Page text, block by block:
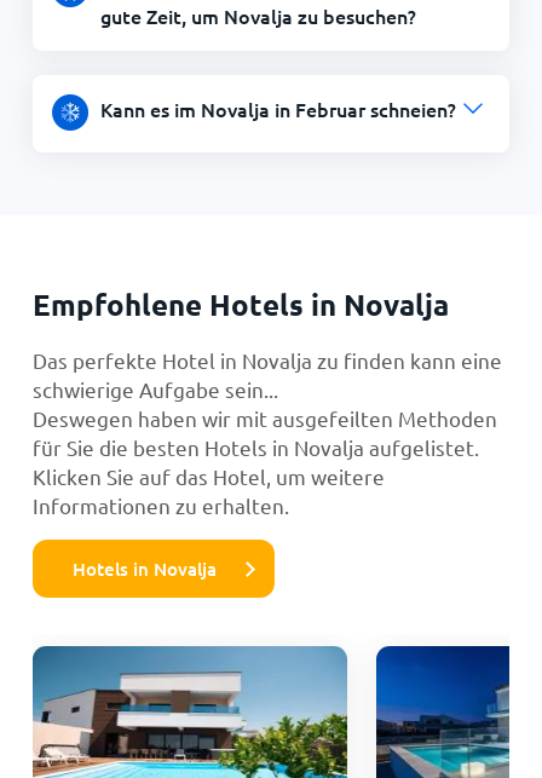
gute Zeit, um Novalja zu besuchen?
Kann es im Novalja in Februar schneien?
Empfohlene Hotels in Novalja
Das perfekte Hotel in Novalja zu finden kann eine
schwierige Aufgabe sein...
Deswegen haben wir mit ausgefeilten Methoden
für Sie die besten Hotels in Novalja aufgelistet.
Klicken Sie auf das Hotel, um weitere
Informationen zu erhalten.
Hotels in Novalja